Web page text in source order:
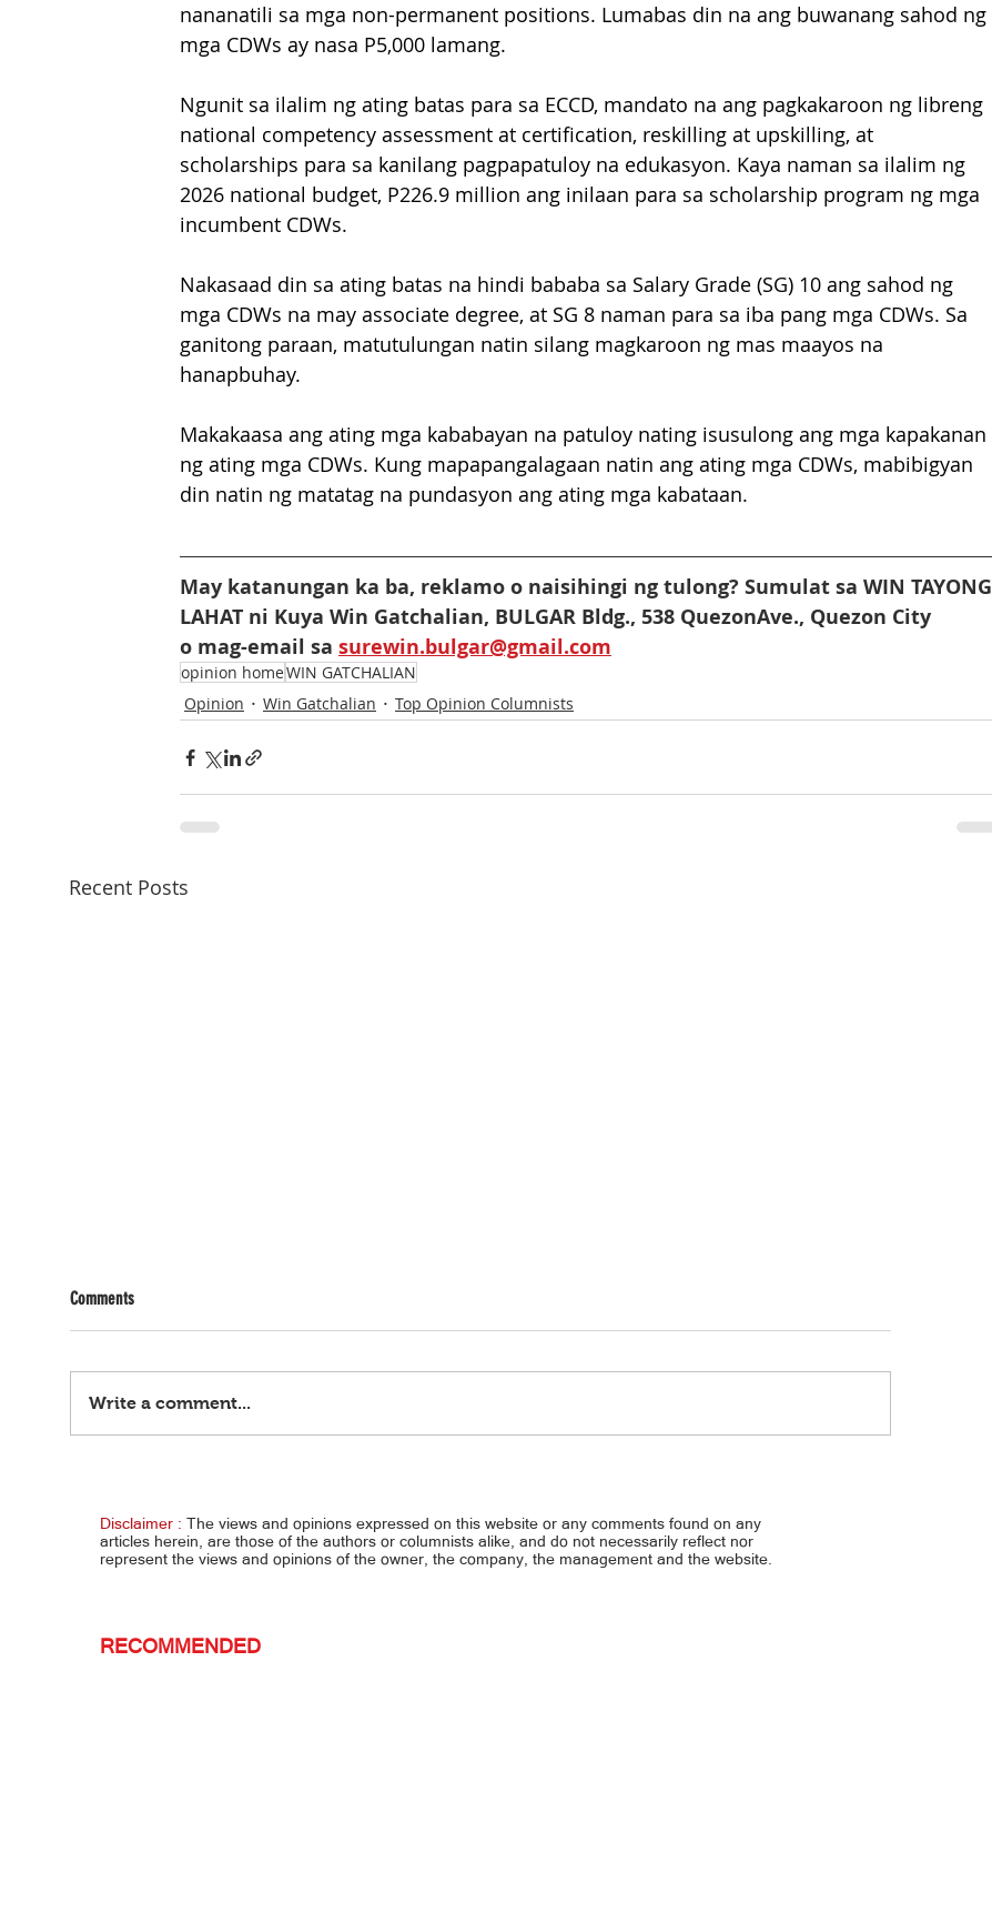
nananatili sa mga non-permanent positions. Lumabas din na ang buwanang sahod ng
mga CDWs ay nasa P5,000 lamang.
Ngunit sa ilalim ng ating batas para sa ECCD, mandato na ang pagkakaroon ng libreng
national competency assessment at certification, reskilling at upskilling, at
scholarships para sa kanilang pagpapatuloy na edukasyon. Kaya naman sa ilalim ng
2026 national budget, P226.9 million ang inilaan para sa scholarship program ng mga
incumbent CDWs.
Nakasaad din sa ating batas na hindi bababa sa Salary Grade (SG) 10 ang sahod ng
mga CDWs na may associate degree, at SG 8 naman para sa iba pang mga CDWs. Sa
ganitong paraan, matutulungan natin silang magkaroon ng mas maayos na
hanapbuhay.
Makakaasa ang ating mga kababayan na patuloy nating isusulong ang mga kapakanan
ng ating mga CDWs. Kung mapapangalagaan natin ang ating mga CDWs, mabibigyan
din natin ng matatag na pundasyon ang ating mga kabataan.
May katanungan ka ba, reklamo o naisihingi ng tulong? Sumulat sa WIN TAYONG
LAHAT ni Kuya Win Gatchalian, BULGAR Bldg., 538 QuezonAve., Quezon City
o mag-email sa surewin.bulgar@gmail.com
opinion homeWIN GATCHALIAN
Opinion
Win Gatchalian Top Opinion Columnists
Recent Posts
Comments
Write a comment...
Disclaimer : The views and opinions expressed on this website or any comments found on any
articles herein, are those of the authors or columnists alike, and do not necessarily reflect nor
represent the views and opinions of the owner, the company, the management and the website.
RECOMMENDED